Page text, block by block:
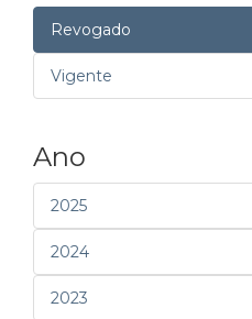
Revogado
Vigente
Ano
2025
2024
2023